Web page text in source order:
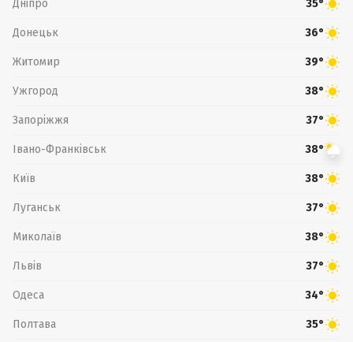
Дніпро 35°
Донецьк 36°
Житомир 39°
Ужгород 38°
Запоріжжя 37°
Івано-Франківськ 38°
Київ 38°
Луганськ 37°
Миколаїв 38°
Львів 37°
Одеса 34°
Полтава 35°